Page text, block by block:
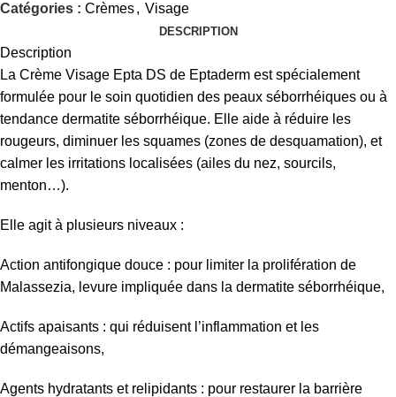
Catégories : Crèmes, Visage
DESCRIPTION
Description
La Crème Visage Epta DS de Eptaderm est spécialement
formulée pour le soin quotidien des peaux séborrhéiques ou à
tendance dermatite séborrhéique. Elle aide à réduire les
rougeurs, diminuer les squames (zones de desquamation), et
calmer les irritations localisées (ailes du nez, sourcils,
menton…).
Elle agit à plusieurs niveaux :
Action antifongique douce : pour limiter la prolifération de
Malassezia, levure impliquée dans la dermatite séborrhéique,
Actifs apaisants : qui réduisent l’inflammation et les
démangeaisons,
Agents hydratants et relipidants : pour restaurer la barrière